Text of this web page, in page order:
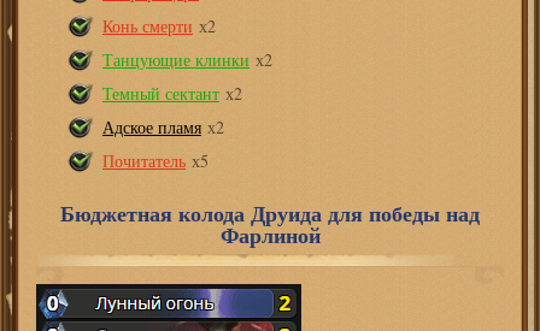
Конь смерти х2
Танцующие клинки х2
Темный сектант х2
Адское пламя х2
Почитатель х5
Бюджетная колода Друида для победы над
Фарлиной